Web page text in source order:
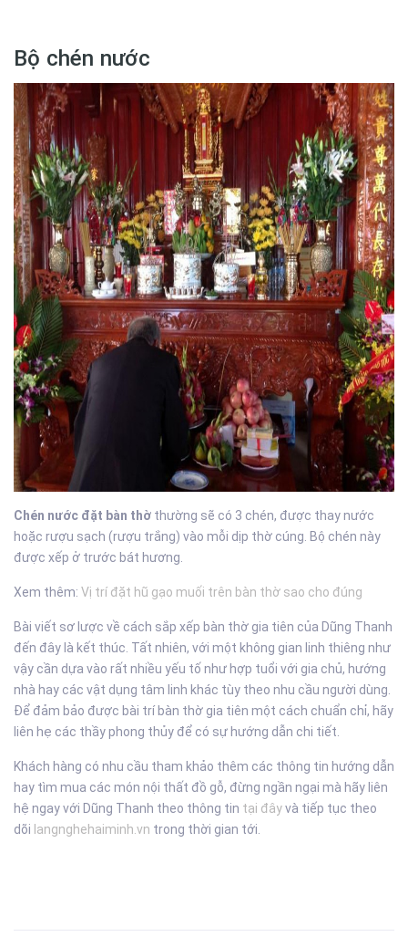
Bộ chén nước
Chén nước đặt bàn thờ thường sẽ có 3 chén, được thay nước
hoặc rượu sạch (rượu trắng) vào mỗi dịp thờ cúng. Bộ chén này
được xếp ở trước bát hương.
Xem thêm: Vị trí đặt hũ gạo muối trên bàn thờ sao cho đúng
Bài viết sơ lược về cách sắp xếp bàn thờ gia tiên của Dũng Thanh
đến đây là kết thúc. Tất nhiên, với một không gian linh thiêng như
vậy cần dựa vào rất nhiều yếu tố như hợp tuổi với gia chủ, hướng
nhà hay các vật dụng tâm linh khác tùy theo nhu cầu người dùng.
Để đảm bảo được bài trí bàn thờ gia tiên một cách chuẩn chỉ, hãy
liên hẹ các thầy phong thủy để có sự hướng dẫn chi tiết.
Khách hàng có nhu cầu tham khảo thêm các thông tin hướng dẫn
hay tìm mua các món nội thất đồ gỗ, đừng ngần ngại mà hãy liên
hệ ngay với Dũng Thanh theo thông tin tại đâyvà tiếp tục theo
dõi langnghehaiminh.vn trong thời gian tới.